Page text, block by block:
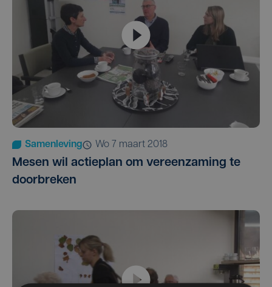
Samenleving wo 7 maart 2018
Mesen wil actieplan om vereenzaming te
doorbreken